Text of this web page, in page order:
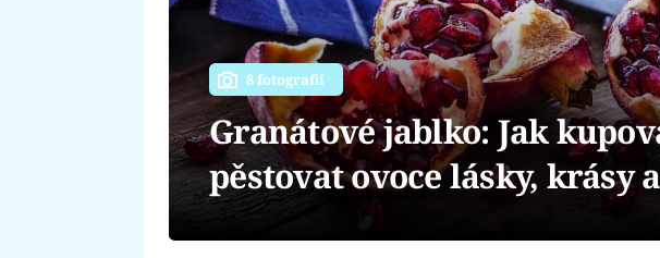
8 fotografií
Granátové jablko: Jak
pěstovat ovoce lásky, krásy